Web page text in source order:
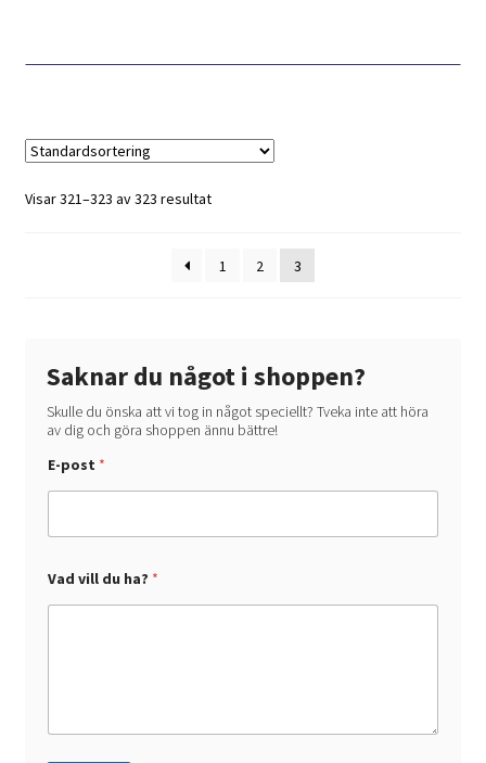
Visar 321–323 av 323 resultat
1 2 3
Saknar du något i shoppen?
Skulle du önska att vi tog in något speciellt? Tveka inte att höra
av dig och göra shoppen ännu bättre!
E-post *
E
?
Vad vill du ha? *